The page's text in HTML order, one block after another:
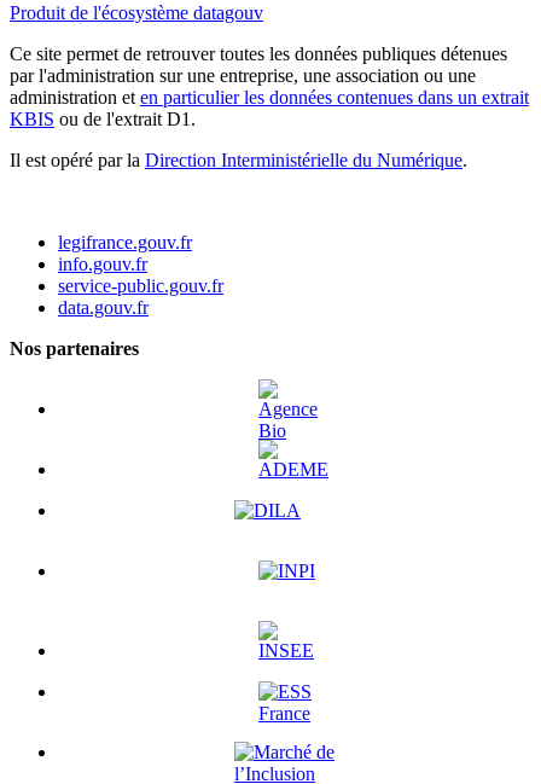
Produit de l'écosystème datagouv
Ce site permet de retrouver toutes les données publiques détenues
par l'administration sur une entreprise, une association ou une
administration et en particulier les données contenues dans un extrait
KBIS ou de l'extrait D1.
Il est opéré par la Direction Interministérielle du Numérique.
legifrance.gouv.fr
info.gouv.fr
service-public.gouv.fr
data.gouv.fr
Nos partenaires